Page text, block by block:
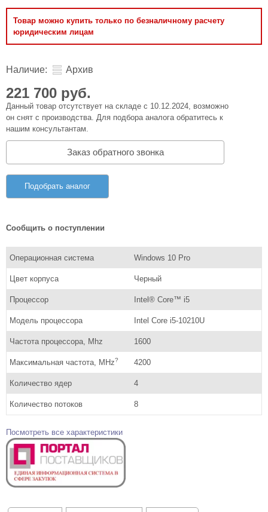
Товар можно купить только по безналичному расчету
юридическим лицам
Наличие: Архив
221 700 руб.
Данный товар отсутствует на складе с 10.12.2024, возможно
он снят с производства. Для подбора аналога обратитесь к
нашим консультантам.
Заказ обратного звонка
Подобрать аналог
Сообщить о поступлении
Операционная система Windows 10 Pro
Цвет корпуса Черный
Процессор Intel® Core™ i5
Модель процессора Intel Core i5-10210U
Частота процессора, Mhz 1600
Максимальная частота, MHz? 4200
Количество ядер 4
Количество потоков 8
Посмотреть все характеристики